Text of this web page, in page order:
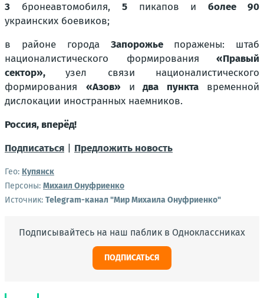
3 бронеавтомобиля, 5пикапов иболее 90
украинских боевиков;
в районе города Запорожье поражены: штаб
националистического формирования «Правый
сектор»,узел связи националистического
формирования «Азов» и два пункта временной
дислокации иностранных наемников.
Россия, вперёд!
Подписаться
Предложить новость
Гео: Купянск
Персоны: Михаил Онуфриенко
Источник: Telegram-канал "Мир Михаила Онуфриенко"
Подписывайтесь на наш паблик в Одноклассниках
ПОДПИСАТЬСЯ